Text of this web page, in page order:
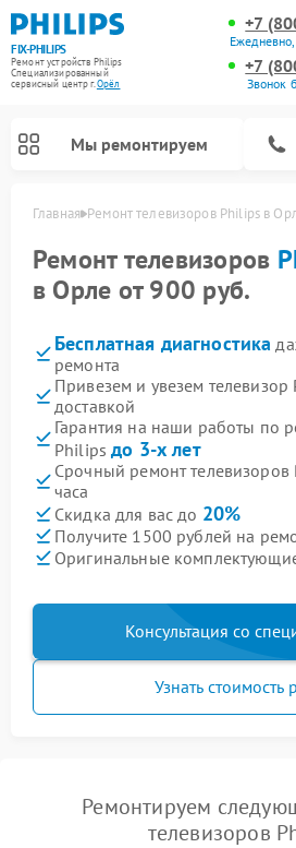
FIX-PHILIPS
Ремонт устройств Philips
Специализированный
cервисный центр г.Орёл
+7
+7
Звонок
Мы ремонтируем
Главная Ремонт телевизоров Philips в
Ремонт телевизоров
в Орле от 900 руб.
Бесплатная диагностика
ремонта
Привезем и увезем
доставкой
Гарантия на наши работы по
Philipsдо 3-х лет
Срочный ремонт телевизоров
часа
Скидка для вас до 20%
Получите 1500 рублей на
Оригинальные
Консультация со
Узнать стоимость
Ремонтируем
телевизоров